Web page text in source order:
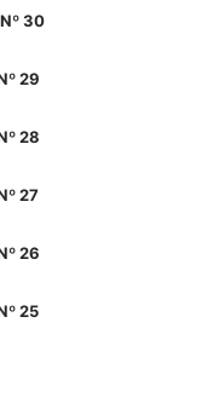
30
29
28
27
26
25